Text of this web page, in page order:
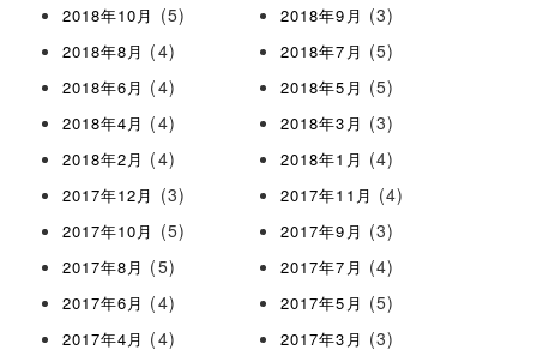
2018年10月 (5) 2018年9月 (3)
2018年8月 (4) 2018年7月 (5)
2018年6月 (4) 2018年5月 (5)
2018年4月 (4) 2018年3月 (3)
2018年2月 (4) 2018年1月 (4)
2017年12月 (3) 2017年11月 (4)
2017年10月 (5) 2017年9月 (3)
2017年8月 (5) 2017年7月 (4)
2017年6月 (4) 2017年5月 (5)
2017年4月 (4) 2017年3月 (3)